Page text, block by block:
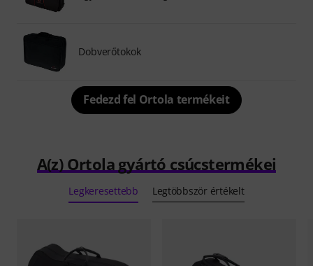
Dobverőtokok
Fedezd fel Ortola termékeit
A(z) Ortola gyártó csúcstermékei
Legkeresettebb Legtöbbször értékelt